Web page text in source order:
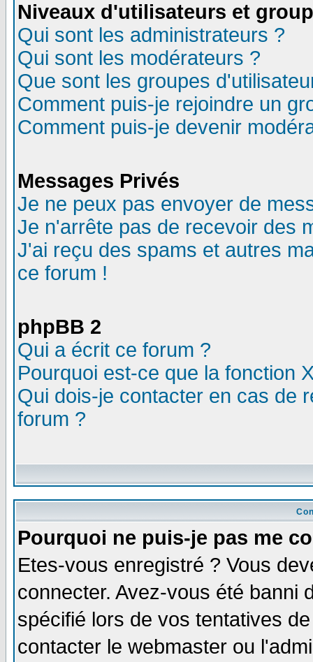
Niveaux d'utilisateurs et
Qui sont les administrateurs ?
Qui sont les modérateurs ?
Que sont les groupes
Comment puis-je rejoindre un
Comment puis-je devenir
Messages Privés
Je ne peux pas envoyer de
Je n'arrête pas de recevoir des
J'ai reçu des spams et autres
ce forum !
phpBB 2
Qui a écrit ce forum ?
Pourquoi est-ce que la fonction
Qui dois-je contacter en cas de
forum ?
Pourquoi ne puis-je pas me
Etes-vous enregistré ? Vous
connecter. Avez-vous été banni
spécifié lors de vos tentatives
contacter le webmaster ou